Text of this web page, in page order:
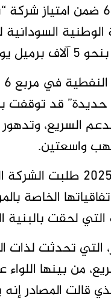
ويقع حقل مربع6 ضمن
يومياً.
السريع،
واسعتين.
الخاصة
التي لحقت بالبنية
التي تحدثت لذات
من بينها
قالت المصادر